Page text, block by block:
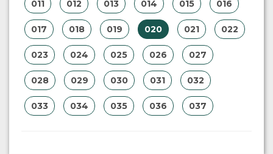
011 012 013 014 015 016
017 018 019 020 021 022
023 024 025 026 027
028 029 030 031 032
033 034 035 036 037